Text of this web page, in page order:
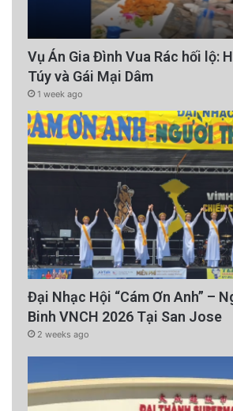
Vụ Án Gia Đình Vua Rác hối lộ:
Túy và Gái Mại Dâm
1 week ago
Đại Nhạc Hội “Cám Ơn Anh” –
Binh VNCH 2026 Tại San Jose
2 weeks ago